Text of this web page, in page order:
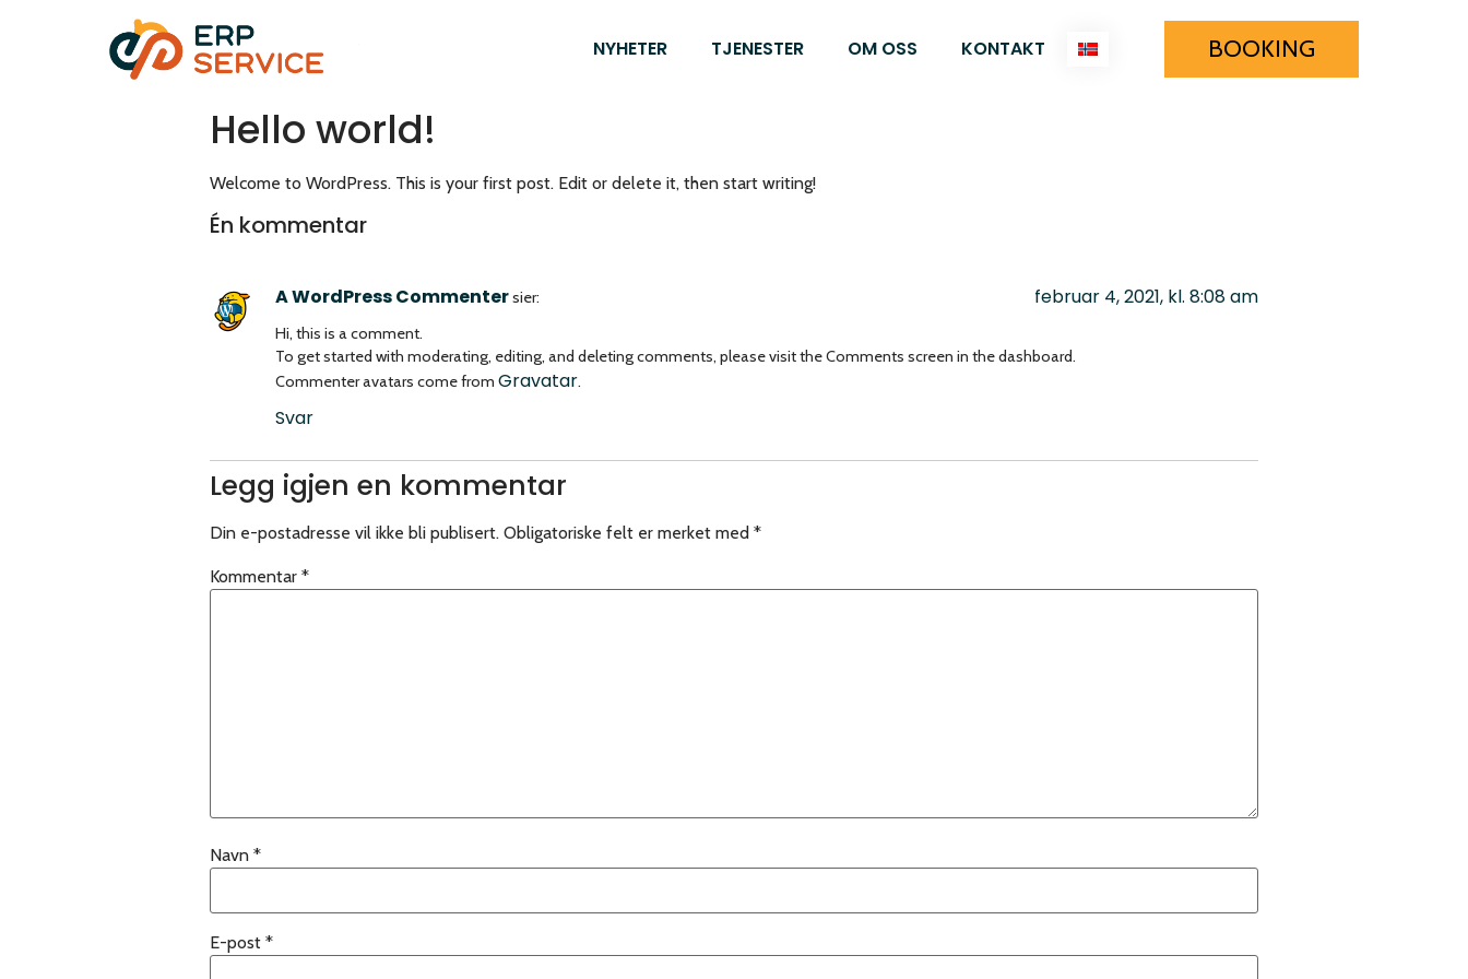
NYHETER TJENESTER OM OSS KONTAKT BOOKING
Hello world!
Welcome to WordPress. This is your first post. Edit or delete it, then start writing!
Én kommentar
A WordPress Commentersier: februar 4, 2021, kl. 8:08 am
Hi, this is a comment.
To get started with moderating, editing, and deleting comments, please visit the Comments screen in the dashboard.
Commenter avatars come from Gravatar.
Svar
Legg igjen en kommentar
Din e-postadresse vil ikke bli publisert. Obligatoriske felt er merket med *
Kommentar *
Navn *
E-post *